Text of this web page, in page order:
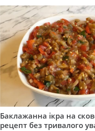
Баклажанна ікра на
рецепт без тривалого